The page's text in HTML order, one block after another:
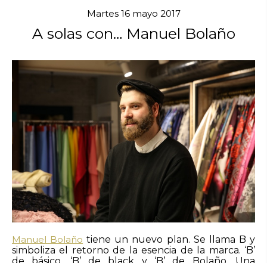
Martes 16 mayo 2017
A solas con… Manuel Bolaño
Manuel Bolaño tiene un nuevo plan. Se llama B y
simboliza el retorno de la esencia de la marca. ‘B’